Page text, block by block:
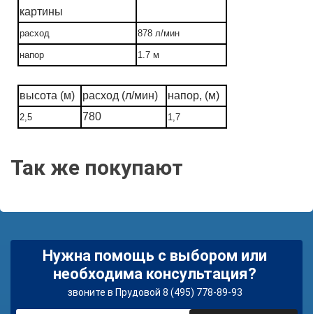
картины
расход 878 л/мин
напор 1.7 м
высота (м) расход (л/мин) напор, (м)
2,5 780 1,7
Так же покупают
Нужна помощь с выбором или
необходима консультация?
звоните в Прудовой 8 (495) 778-89-93